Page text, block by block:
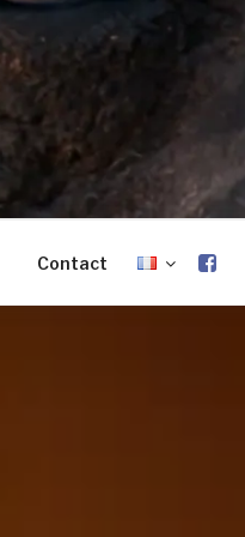
Contact